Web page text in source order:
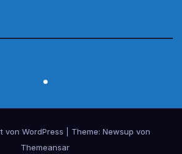
.
von WordPress Theme: Newsup von
Themeansar